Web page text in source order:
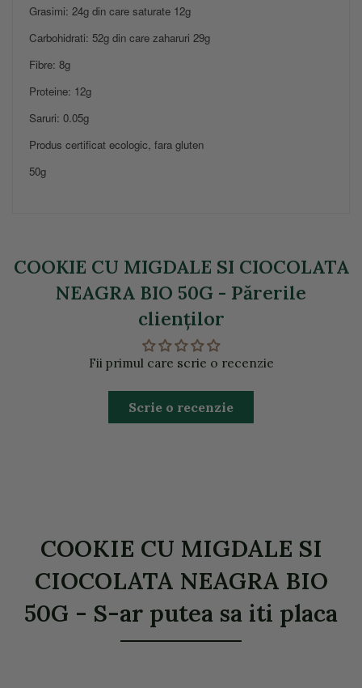
Grasimi: 24g din care saturate 12g
Carbohidrati: 52g din care zaharuri 29g
Fibre: 8g
Proteine: 12g
Saruri: 0.05g
Produs certificat ecologic, fara gluten
50g
COOKIE CU MIGDALE SI CIOCOLATA
NEAGRA BIO 50G - Părerile
clienţilor
Fii primul care scrie o recenzie
Scrie o recenzie
COOKIE CU MIGDALE SI
CIOCOLATA NEAGRA BIO
50G - S-ar putea sa iti placa